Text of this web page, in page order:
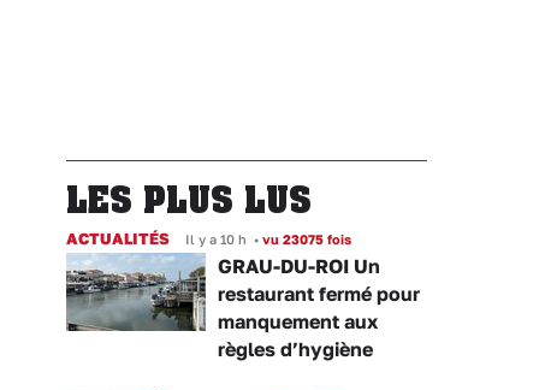
LES PLUS LUS
ACTUALITÉS Il y a 10 h • vu 23075 fois
GRAU-DU-ROI Un
restaurant fermé pour
manquement aux
règles d’hygiène